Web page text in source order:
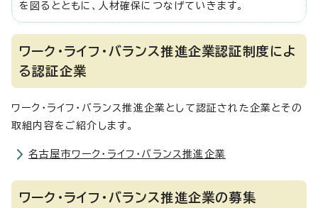
を図るとともに、人材確保につなげていきます。
ワーク・ライフ・バランス推進企業認証制度によ
る認証企業
ワーク・ライフ・バランス推進企業として認証された企業とその
取組内容をご紹介します。
名古屋市ワーク・ライフ・バランス推進企業
ワーク・ライフ・バランス推進企業の募集